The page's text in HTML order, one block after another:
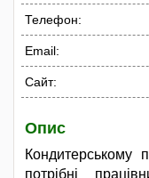
Телефон:
Email:
Сайт:
Опис
Кондитерському
потрібні